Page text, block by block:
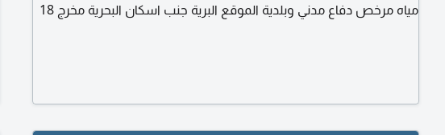
مياه مرخص دفاع مدني وبلدية الموقع البرية جنب اسكان البحرية مخرج 18